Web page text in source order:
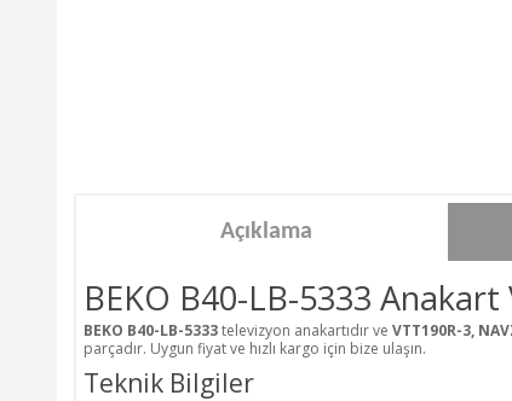
Açıklama
BEKO B40-LB-5333
BEKO B40-LB-5333televizyon anakartıdır ve VTT190R-3,
parçadır. Uygun fiyat ve hızlı kargo için bize ulaşın.
Teknik Bilgiler